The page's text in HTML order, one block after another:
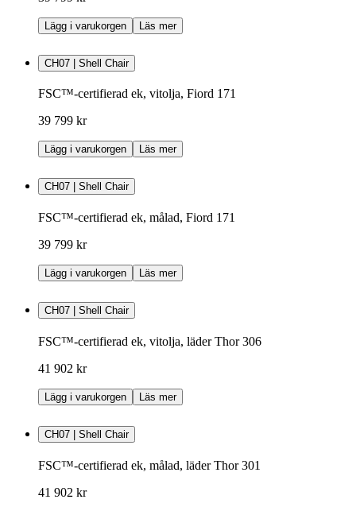
Lägg i varukorgen Läs mer
CH07 | Shell Chair
FSC™-certifierad ek, vitolja, Fiord 171
39 799 kr
Lägg i varukorgen Läs mer
CH07 | Shell Chair
FSC™-certifierad ek, målad, Fiord 171
39 799 kr
Lägg i varukorgen Läs mer
CH07 | Shell Chair
FSC™-certifierad ek, vitolja, läder Thor 306
41 902 kr
Lägg i varukorgen Läs mer
CH07 | Shell Chair
FSC™-certifierad ek, målad, läder Thor 301
41 902 kr